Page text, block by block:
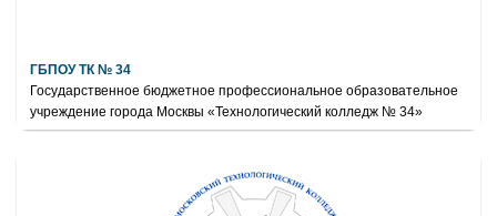
ГБПОУ ТК № 34
Государственное бюджетное профессиональное образовательное
учреждение города Москвы «Технологический колледж № 34»